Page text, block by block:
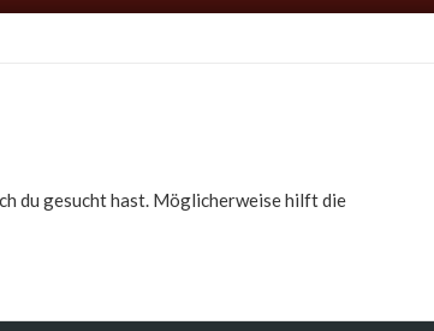
du gesucht hast. Möglicherweise hilft die